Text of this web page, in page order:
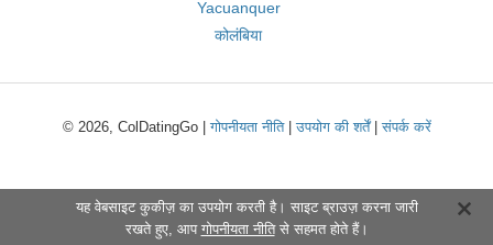
Yacuanquer
कोलंबिया
© 2026, ColDatingGo |गोपनीयता नीति|उपयोग की शर्तें|संपर्क करें
यह वेबसाइट कुकीज़ का उपयोग करती है। साइट ब्राउज़ करना जारी
रखते हुए, आप गोपनीयता नीतिसे सहमत होते हैं।